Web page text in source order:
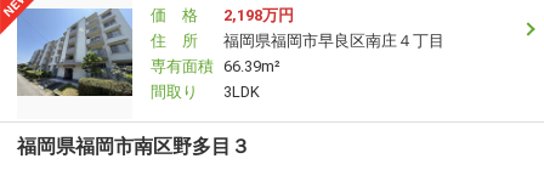
価 格
2,198万円
住 所
福岡県福岡市早良区南庄４丁目
専有面積 66.39m²
間取り
3LDK
福岡県福岡市南区野多目３